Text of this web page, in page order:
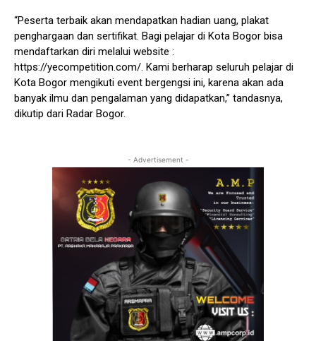
“Peserta terbaik akan mendapatkan hadian uang, plakat
penghargaan dan sertifikat. Bagi pelajar di Kota Bogor bisa
mendaftarkan diri melalui website :
https://yecompetition.com/. Kami berharap seluruh pelajar di
Kota Bogor mengikuti event bergengsi ini, karena akan ada
banyak ilmu dan pengalaman yang didapatkan,” tandasnya,
dikutip dari Radar Bogor.
- Advertisement -